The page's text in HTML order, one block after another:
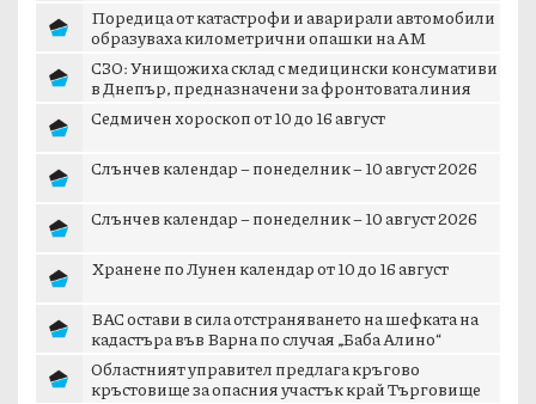
Поредица от катастрофи и аварирали автомобили
образуваха километрични опашки на АМ
СЗО: Унищожиха склад с медицински консумативи
в Днепър, предназначени за фронтовата линия
Седмичен хороскоп от 10 до 16 август
Слънчев календар – понеделник – 10 август 2026
Слънчев календар – понеделник – 10 август 2026
Хранене по Лунен календар от 10 до 16 август
ВАС остави в сила отстраняването на шефката на
кадастъра във Варна по случая „Баба Алино“
Областният управител предлага кръгово
кръстовище за опасния участък край Търговище